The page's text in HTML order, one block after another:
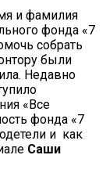
и фамилия
фонда «7
собрать
были
Недавно
«Все
фонда «7
и как
Саши